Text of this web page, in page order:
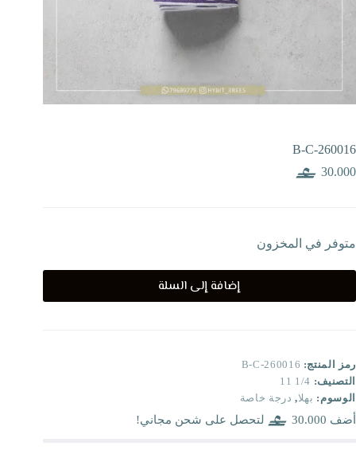
B-C-260016
30.000
متوفر في المخزون
إضافة إلى السلة
رمز المنتج: B-C-260016
التصنيف: 1/4 11
الوسوم: بهلا, درجة خاصة
أضف 30.000 لتحصل على شحن مجاني!